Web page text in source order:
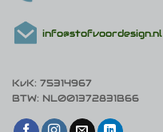
info@stofvoordesign.nl
KvK: 75314967
BTW: NL001372831B66